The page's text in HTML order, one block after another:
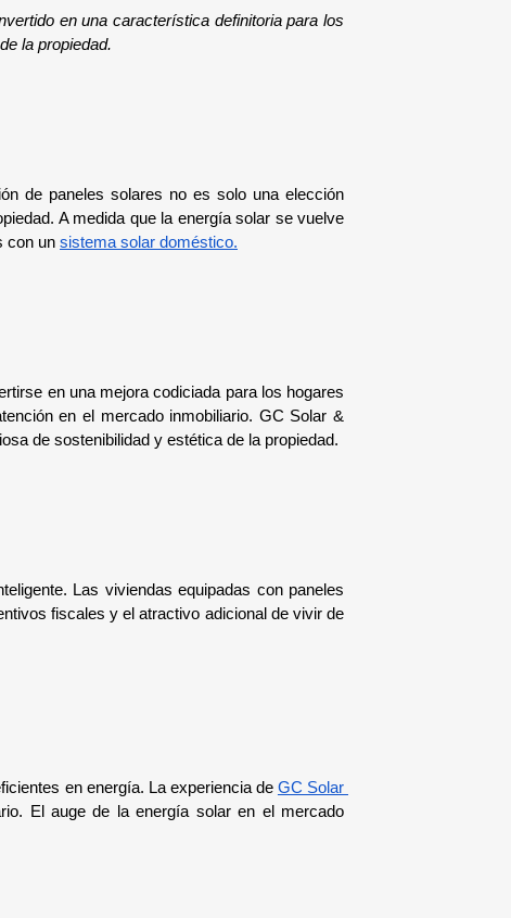
en una característica definitoria para los
la propiedad.
de paneles solares no es solo una elección
A medida que la energía solar se vuelve
con un sistema solar doméstico.
en una mejora codiciada para los hogares
en el mercado inmobiliario. GC Solar &
de sostenibilidad y estética de la propiedad.
Las viviendas equipadas con paneles
fiscales y el atractivo adicional de vivir de
en energía. La experiencia de GC Solar
El auge de la energía solar en el mercado